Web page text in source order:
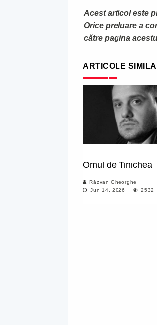
Acest articol este
Orice preluare a
către pagina
ARTICOLE
Omul de Tinichea
Răzvan Gheorghe
Jun 14, 2026
2532